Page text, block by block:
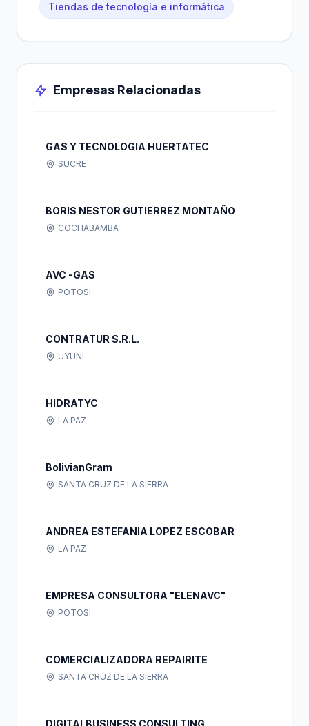
Tiendas de tecnología e informática
Empresas Relacionadas
GAS Y TECNOLOGIA HUERTATEC
SUCRE
BORIS NESTOR GUTIERREZ MONTAÑO
COCHABAMBA
AVC -GAS
POTOSI
CONTRATUR S.R.L.
UYUNI
HIDRATYC
LA PAZ
BolivianGram
SANTA CRUZ DE LA SIERRA
ANDREA ESTEFANIA LOPEZ ESCOBAR
LA PAZ
EMPRESA CONSULTORA "ELENAVC"
POTOSI
COMERCIALIZADORA REPAIRITE
SANTA CRUZ DE LA SIERRA
DIGITALBUSINESS CONSULTING